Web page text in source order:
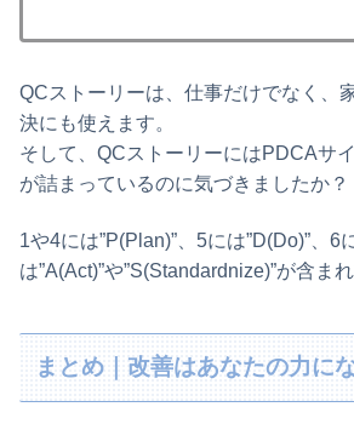
QCストーリーは、仕事だけでなく、
決にも使えます。
そして、QCストーリーにはPDCAサ
が詰まっているのに気づきましたか？
1や4には”P(Plan)”、5には”D(Do)”、6
は”A(Act)”や”S(Standardnize)”が含ま
まとめ｜改善はあなたの力に